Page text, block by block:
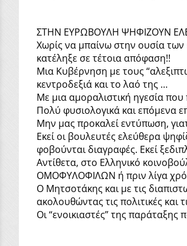
ΣΤΗΝ ΕΥΡΩΒΟΥΛΗ ΨΗΦΙΖΟΥΝ
Χωρίς να μπαίνω στην ουσία των
κατέληξε σε τέτοια απόφαση!!
Μια Κυβέρνηση με τους
κεντροδεξιά και το λαό της …
Με μια αμοραλιστική ηγεσία
Πολύ φυσιολογικά και επόμενα
Μην μας προκαλεί εντύπωση,
Εκεί οι βουλευτές ελεύθερα
φοβούνται διαγραφές. Εκεί
Αντίθετα, στο Ελληνικό
ΟΜΟΦΥΛΟΦΙΛΩΝ ή πριν λίγα
Ο Μητσοτάκης και με τις
ακολουθώντας τις πολιτικές
Οι “ενοικιαστές” της